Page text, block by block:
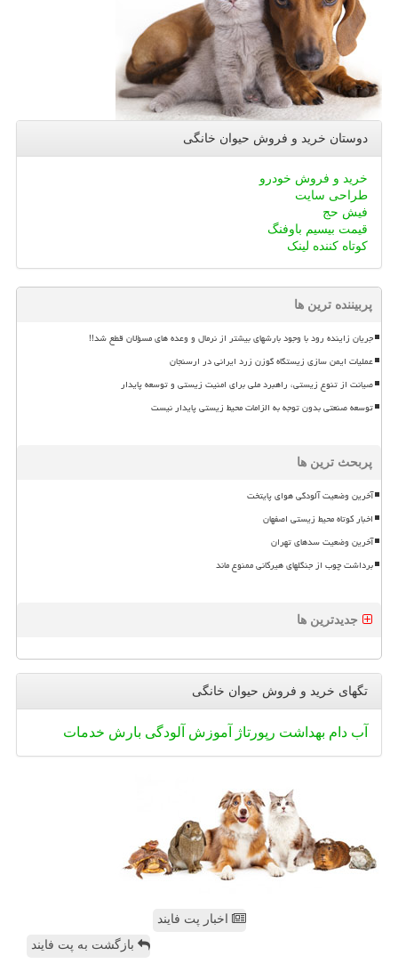
دوستان خرید و فروش حیوان خانگی
خرید و فروش خودرو
طراحی سایت
فیش حج
قیمت بیسیم باوفنگ
کوتاه کننده لینک
پربیننده ترین ها
جریان زاینده رود با وجود بارشهای بیشتر از نرمال و وعده های مسؤلان قطع شد!!
عملیات ایمن سازی زیستگاه گوزن زرد ایرانی در ارسنجان
صیانت از تنوع زیستی، راهبرد ملی برای امنیت زیستی و توسعه پایدار
توسعه صنعتی بدون توجه به الزامات محیط زیستی پایدار نیست
پربحث ترین ها
آخرین وضعیت آلودگی هوای پایتخت
اخبار کوتاه محیط زیستی اصفهان
آخرین وضعیت سدهای تهران
برداشت چوب از جنگلهای هیرکانی ممنوع ماند
جدیدترین ها
تگهای خرید و فروش حیوان خانگی
آب دام بهداشت رپورتاژ آموزش آلودگی بارش خدمات
اخبار پت فایند
بازگشت به پت فایند